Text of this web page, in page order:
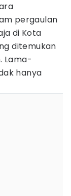
pergaulan
di Kota
ditemukan
Lama-
hanya